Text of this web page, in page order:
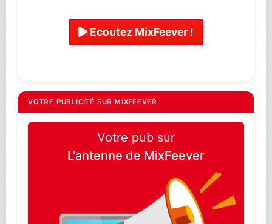
Ecoutez MixFeever !
VOTRE PUBLICITÉ SUR MIXFEEVER
Votre pub sur
L'antenne de MixFeever